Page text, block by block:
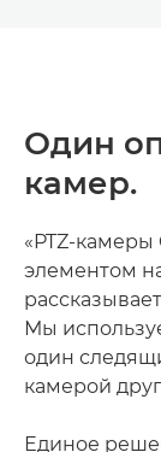
Один
камер.
«PTZ-
элементом
Мы
один
камерой
Единое